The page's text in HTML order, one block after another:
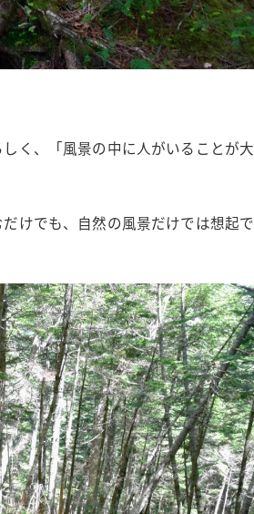
く、「風景の中に人がいることが大
けでも、自然の風景だけでは想起で